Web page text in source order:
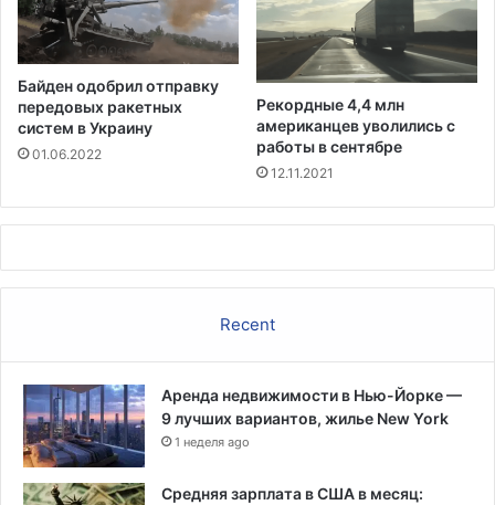
й
д
н
а
ю
д
е
е
Байден одобрил отправку
передовых ракетных
систем в Украину
01.06.2022
Рекордные 4,4 млн
американцев уволились с
работы в сентябре
12.11.2021
Recent
Аренда недвижимости в Нью-Йорке —
9 лучших вариантов, жилье New York
1 неделя ago
Средняя зарплата в США в месяц: